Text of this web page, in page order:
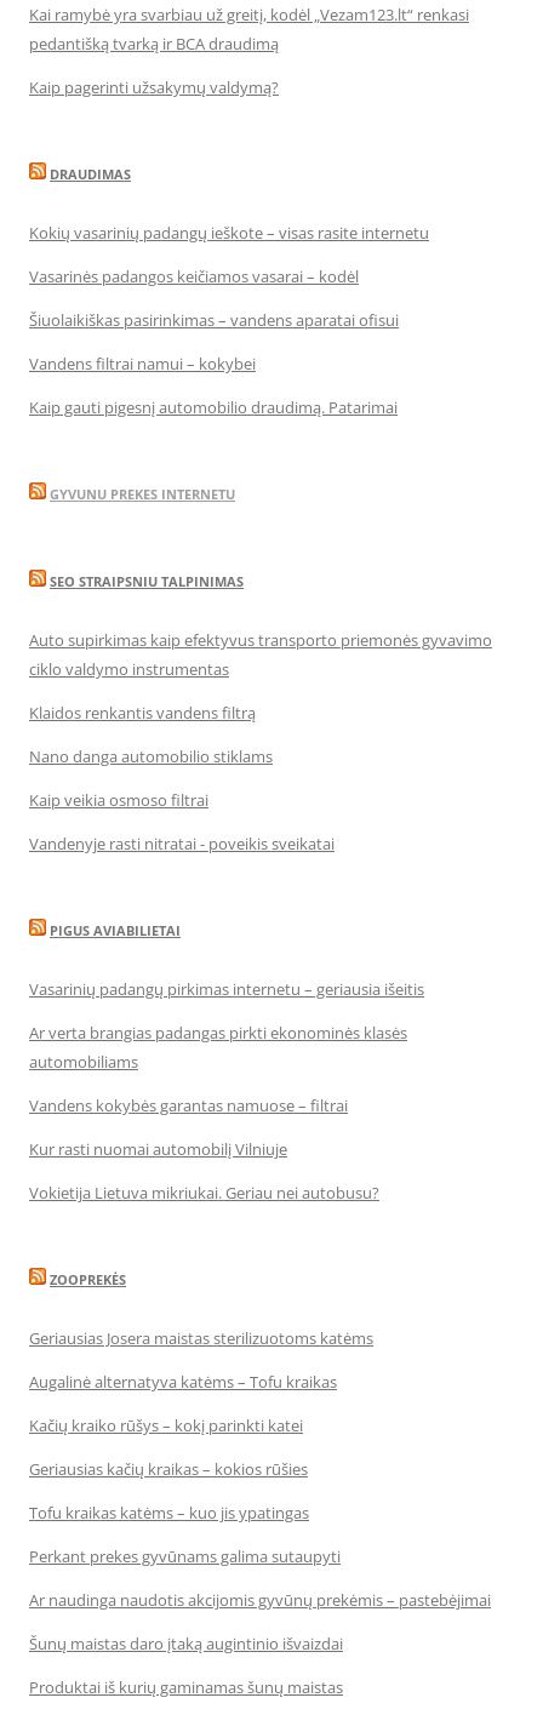
Kai ramybė yra svarbiau už greitį, kodėl „Vezam123.lt“ renkasi
pedantišką tvarką ir BCA draudimą
Kaip pagerinti užsakymų valdymą?
DRAUDIMAS
Kokių vasarinių padangų ieškote – visas rasite internetu
Vasarinės padangos keičiamos vasarai – kodėl
Šiuolaikiškas pasirinkimas – vandens aparatai ofisui
Vandens filtrai namui – kokybei
Kaip gauti pigesnį automobilio draudimą. Patarimai
GYVUNU PREKES INTERNETU
SEO STRAIPSNIU TALPINIMAS
Auto supirkimas kaip efektyvus transporto priemonės gyvavimo
ciklo valdymo instrumentas
Klaidos renkantis vandens filtrą
Nano danga automobilio stiklams
Kaip veikia osmoso filtrai
Vandenyje rasti nitratai - poveikis sveikatai
PIGUS AVIABILIETAI
Vasarinių padangų pirkimas internetu – geriausia išeitis
Ar verta brangias padangas pirkti ekonominės klasės
automobiliams
Vandens kokybės garantas namuose – filtrai
Kur rasti nuomai automobilį Vilniuje
Vokietija Lietuva mikriukai. Geriau nei autobusu?
ZOOPREKĖS
Geriausias Josera maistas sterilizuotoms katėms
Augalinė alternatyva katėms – Tofu kraikas
Kačių kraiko rūšys – kokį parinkti katei
Geriausias kačių kraikas – kokios rūšies
Tofu kraikas katėms – kuo jis ypatingas
Perkant prekes gyvūnams galima sutaupyti
Ar naudinga naudotis akcijomis gyvūnų prekėmis – pastebėjimai
Šunų maistas daro įtaką augintinio išvaizdai
Produktai iš kurių gaminamas šunų maistas